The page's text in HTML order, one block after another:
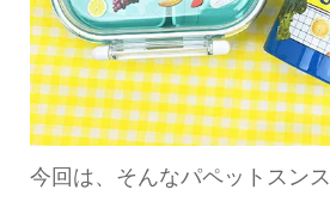
今回は、そんなパペットスン